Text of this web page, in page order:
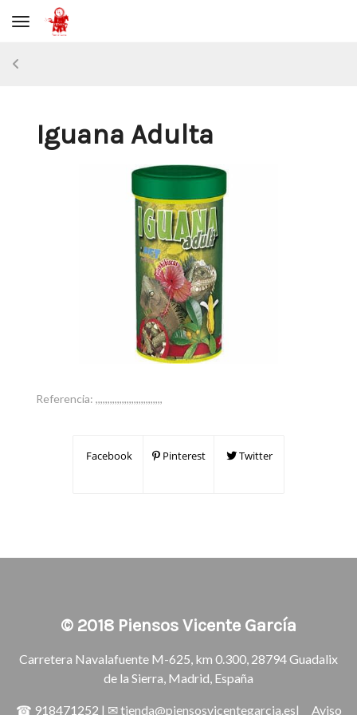
Toggle navigation
Iguana Adulta
Referencia: ,,,,,,,,,,,,,,,,,,,,,,,,,,,,
Facebook Pinterest Twitter
© 2018 Piensos Vicente García
Carretera Navalafuente M-625, km 0.300, 28794 Guadalix
de la Sierra, Madrid, España
☎ 918471252 | ✉tienda@piensosvicentegarcia.es| Aviso